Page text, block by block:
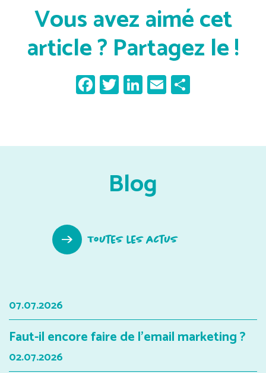
Vous avez aimé cet
article ? Partagez le !
Facebook
Twitter
LinkedIn
Email
Blog
Toutes les actus
07.07.2026
Faut-il encore faire de l'email marketing ?
02.07.2026